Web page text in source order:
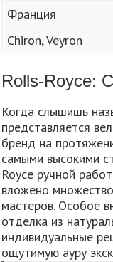
Франция
Chiron, Veyron
Rolls-Royce:
Когда слышишь
представляется
бренд на
самыми высокими
Royce ручной
вложено
мастеров. Особое
отделка из
индивидуальные
ощутимую ауру